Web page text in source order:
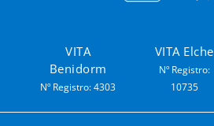
VITA
Benidorm
Nº Registro: 4303
VITA Elche
Nº Registro:
10735